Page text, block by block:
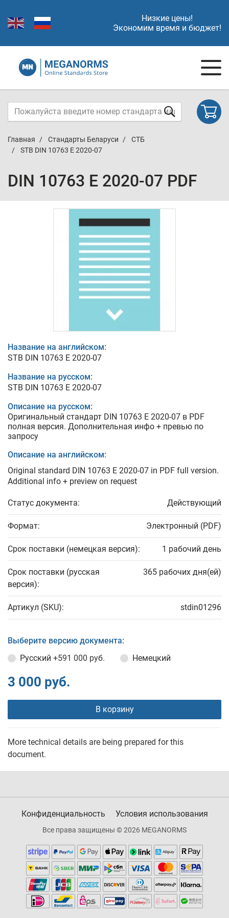
Низкие цены!
Экономим время и бюджет!
Главная Стандарты Беларуси
СТБ
STB DIN 10763 E 2020-07
DIN 10763 E 2020-07 PDF
Название на английском:
STB DIN 10763 E 2020-07
Название на русском:
STB DIN 10763 E 2020-07
Описание на русском:
Оригинальный стандарт DIN 10763 E 2020-07 в PDF
полная версия. Дополнительная инфо + превью по
запросу
Описание на английском:
Original standard DIN 10763 E 2020-07 in PDF full version.
Additional info + preview on request
Статус документа: Действующий
Формат: Электронный (PDF)
Срок поставки (немецкая версия): 1 рабочий день
Срок поставки (русская
версия):
365 рабочих дня(ей)
Артикул (SKU): stdin01296
Выберите версию документа:
Русский +591 000 руб. Немецкий
3 000 руб.
В корзину
More technical details are being prepared for this
document.
Конфиденциальность Условия использования
Все права защищены © 2026 MEGANORMS